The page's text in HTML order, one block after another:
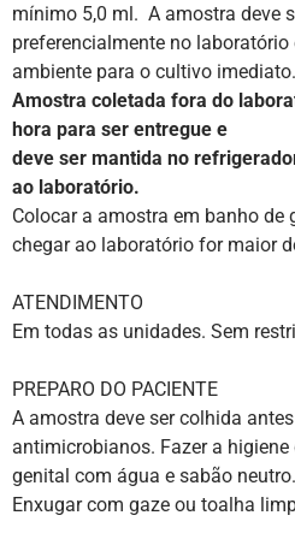
mínimo 5,0 ml. A amostra deve
preferencialmente no
ambiente para o cultivo imediato.
Amostra coletada fora do
hora para ser entregue e
deve ser mantida no
ao laboratório.
Colocar a amostra em banho de
chegar ao laboratório for maior
ATENDIMENTO
Em todas as unidades. Sem
PREPARO DO PACIENTE
A amostra deve ser colhida
antimicrobianos. Fazer a
genital com água e sabão
Enxugar com gaze ou toalha